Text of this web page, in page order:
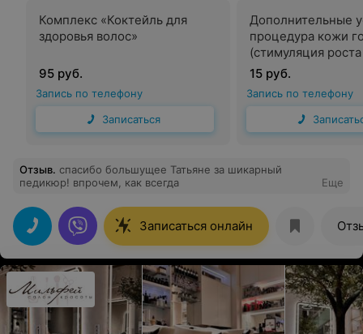
Комплекс «Коктейль для
здоровья волос»
95 руб.
Запись по телефону
Записаться
Дополнительные
процедура кожи
(стимуляция
15 руб.
Запись по телефону
Отзыв. спасибо большущее Татьяне за шикарный
педикюр! впрочем, как всегда
Еще
Записаться онлайн